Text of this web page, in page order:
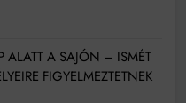
ALATT A SAJÓN – ISMÉT
FIGYELMEZTETNEK